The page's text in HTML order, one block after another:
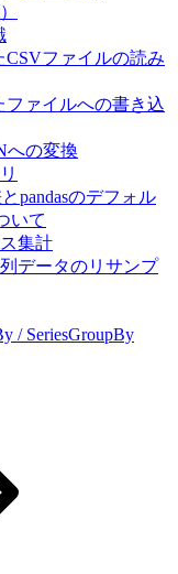
CSVファイルの読み
ファイルへの書き込
への変換
pandasのデフォル
いて
集計
データのリサンプ
/ SeriesGroupBy